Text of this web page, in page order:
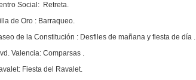
Social: Retreta.
de Oro : Barraqueo.
de la Constitución : Desfiles de mañana y fiesta de día .
Valencia: Comparsas .
Fiesta del Ravalet.